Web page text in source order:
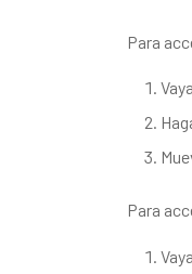
Para
Para